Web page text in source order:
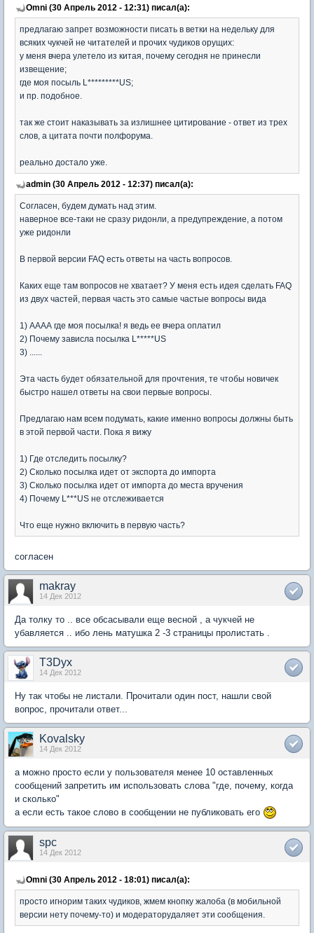
Omni (30 Апрель 2012 - 12:31) писал(а):
предлагаю запрет возможности писать в ветки на недельку для
всяких чукчей не читателей и прочих чудиков орущих:
у меня вчера улетело из китая, почему сегодня не принесли
извещение;
где моя посыль L*********US;
и пр. подобное.
так же стоит наказывать за излишнее цитирование - ответ из трех
слов, а цитата почти полфорума.
реально достало уже.
admin (30 Апрель 2012 - 12:37) писал(а):
Согласен, будем думать над этим.
наверное все-таки не сразу ридонли, а предупреждение, а потом
уже ридонли
В первой версии FAQ есть ответы на часть вопросов.
Каких еще там вопросов не хватает? У меня есть идея сделать FAQ
из двух частей, первая часть это самые частые вопросы вида
1) АААА где моя посылка! я ведь ее вчера оплатил
2) Почему зависла посылка L*****US
3) ......
Эта часть будет обязательной для прочтения, те чтобы новичек
быстро нашел ответы на свои первые вопросы.
Предлагаю нам всем подумать, какие именно вопросы должны быть
в этой первой части. Пока я вижу
1) Где отследить посылку?
2) Сколько посылка идет от экспорта до импорта
3) Сколько посылка идет от импорта до места вручения
4) Почему L***US не отслеживается
Что еще нужно включить в первую часть?
согласен
makray
14 Дек 2012
Да толку то .. все обсасывали еще весной , а чукчей не
убавляется .. ибо лень матушка 2 -3 страницы пролистать .
T3Dyx
14 Дек 2012
Ну так чтобы не листали. Прочитали один пост, нашли свой
вопрос, прочитали ответ...
Kovalsky
14 Дек 2012
а можно просто если у пользователя менее 10 оставленных
сообщений запретить им использовать слова "где, почему, когда
и сколько"
а если есть такое слово в сообщении не публиковать его
spc
14 Дек 2012
Omni (30 Апрель 2012 - 18:01) писал(а):
просто игнорим таких чудиков, жмем кнопку жалоба (в мобильной
версии нету почему-то) и модераторудаляет эти сообщения.